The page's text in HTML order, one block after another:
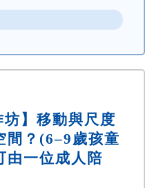
】移動與尺度
？(6–9歲孩童
由一位成人陪